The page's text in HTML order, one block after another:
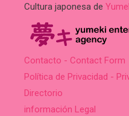
Cultura japonesa de
Contacto - Contact Form
Política de Privacidad -
Directorio
información Legal